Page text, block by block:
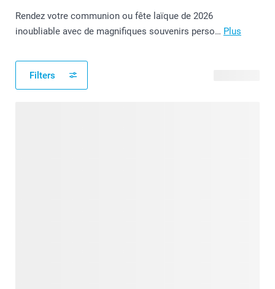
Rendez votre communion ou fête laïque de 2026
inoubliable avec de magnifiques souvenirs perso… Plus
Filters